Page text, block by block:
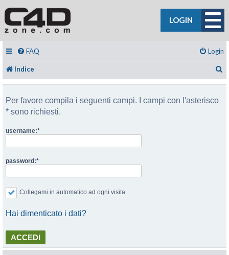
LOGIN
FAQ Login
Indice
Per favore compila i seguenti campi. I campi con l'asterisco
* sono richiesti.
username:
password:
Collegami in automatico ad ogni visita
Hai dimenticato i dati?